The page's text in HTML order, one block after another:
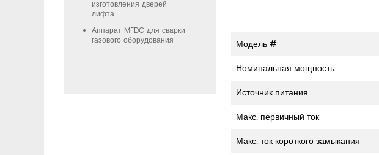
Модель #
Номинальная мощность
Источник питания
Макс. первичный ток
Макс. ток короткого замыкания
изготовления дверей
лифта
Аппарат MFDC для сварки
газового оборудования